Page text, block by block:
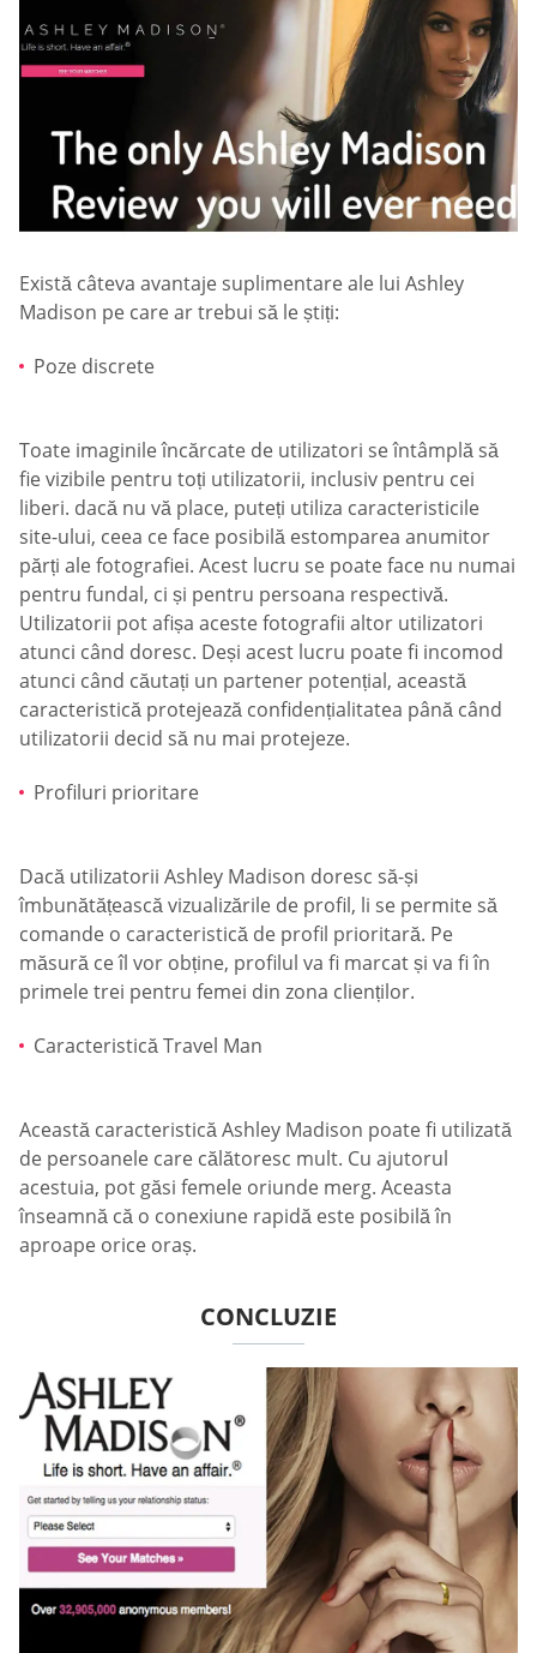
Există câteva avantaje suplimentare ale lui Ashley
Madison pe care ar trebui să le știți:
Poze discrete
Toate imaginile încărcate de utilizatori se întâmplă să
fie vizibile pentru toți utilizatorii, inclusiv pentru cei
liberi. dacă nu vă place, puteți utiliza caracteristicile
site-ului, ceea ce face posibilă estomparea anumitor
părți ale fotografiei. Acest lucru se poate face nu numai
pentru fundal, ci și pentru persoana respectivă.
Utilizatorii pot afișa aceste fotografii altor utilizatori
atunci când doresc. Deși acest lucru poate fi incomod
atunci când căutați un partener potențial, această
caracteristică protejează confidențialitatea până când
utilizatorii decid să nu mai protejeze.
Profiluri prioritare
Dacă utilizatorii Ashley Madison doresc să-și
îmbunătățească vizualizările de profil, li se permite să
comande o caracteristică de profil prioritară. Pe
măsură ce îl vor obține, profilul va fi marcat și va fi în
primele trei pentru femei din zona clienților.
Caracteristică Travel Man
Această caracteristică Ashley Madison poate fi utilizată
de persoanele care călătoresc mult. Cu ajutorul
acestuia, pot găsi femele oriunde merg. Aceasta
înseamnă că o conexiune rapidă este posibilă în
aproape orice oraș.
CONCLUZIE